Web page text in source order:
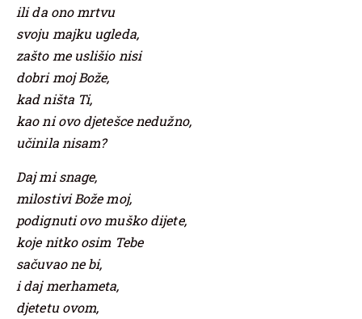
ili da ono mrtvu
svoju majku ugleda,
zašto me uslišio nisi
dobri moj Bože,
kad ništa Ti,
kao ni ovo djetešce nedužno,
učinila nisam?
Daj mi snage,
milostivi Bože moj,
podignuti ovo muško dijete,
koje nitko osim Tebe
sačuvao ne bi,
i daj merhameta,
djetetu ovom,